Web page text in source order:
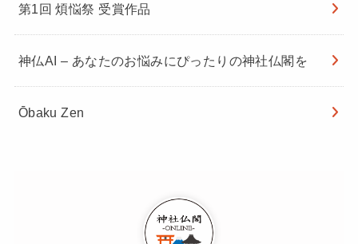
第1回 煩悩祭 受賞作品
神仏AI – あなたのお悩みにぴったりの神社仏閣を
Ōbaku Zen